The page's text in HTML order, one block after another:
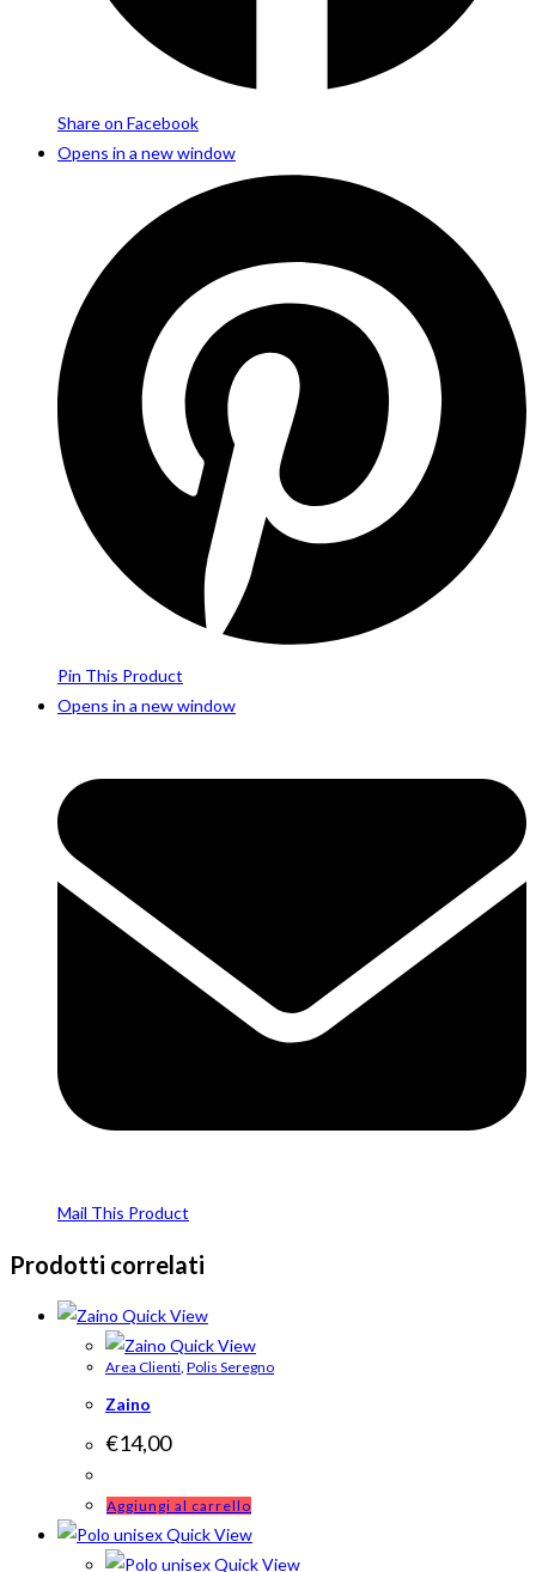
Share on Facebook
Opens in a new window
Pin This Product
Opens in a new window
Mail This Product
Prodotti correlati
Quick View
Quick View
Area Clienti, Polis Seregno
Zaino
€14,00
Aggiungi al carrello
Quick View
Quick View